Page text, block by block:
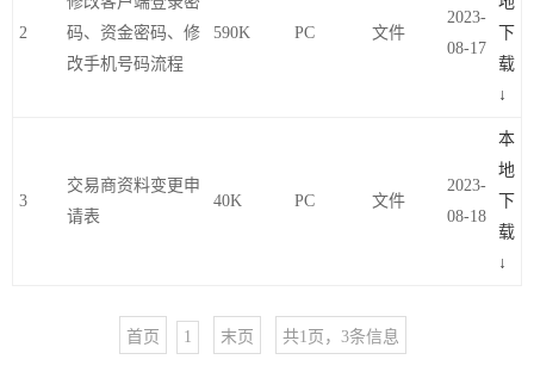
2
码、资金密码、修
改手机号码流程
590K PC 文件
2023-
08-17
下
载
↓
3
交易商资料变更申
请表
40K PC 文件
2023-
08-18
本
地
下
载
↓
首页 1 末页 共1页，3条信息